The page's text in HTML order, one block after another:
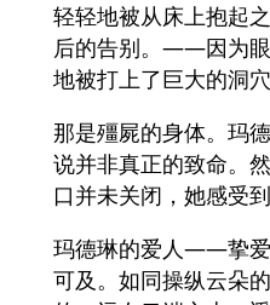
轻轻地被从床上抱起
后的告别。——因为
地被打上了巨大的洞穴
那是殭屍的身体。玛
说并非真正的致命。
口并未关闭，她感受
玛德琳的爱人——挚
可及。如同操纵云朵